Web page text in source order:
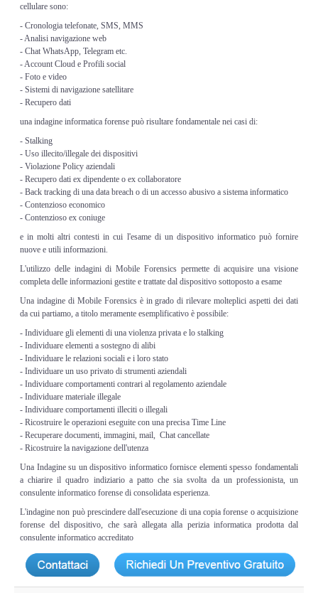
cellulare sono:
- Cronologia telefonate, SMS, MMS
- Analisi navigazione web
- Chat WhatsApp, Telegram etc.
- Account Cloud e Profili social
- Foto e video
- Sistemi di navigazione satellitare
- Recupero dati
una indagine informatica forense può risultare fondamentale nei casi di:
- Stalking
- Uso illecito/illegale dei dispositivi
- Violazione Policy aziendali
- Recupero dati ex dipendente o ex collaboratore
- Back tracking di una data breach o di un accesso abusivo a sistema informatico
- Contenzioso economico
- Contenzioso ex coniuge
e in molti altri contesti in cui l'esame di un dispositivo informatico può fornire
nuove e utili informazioni.
L'utilizzo delle indagini di Mobile Forensics permette di acquisire una visione
completa delle informazioni gestite e trattate dal dispositivo sottoposto a esame
Una indagine di Mobile Forensics è in grado di rilevare molteplici aspetti dei dati
da cui partiamo, a titolo meramente esemplificativo è possibile:
- Individuare gli elementi di una violenza privata e lo stalking
- Individuare elementi a sostegno di alibi
- Individuare le relazioni sociali e i loro stato
- Individuare un uso privato di strumenti aziendali
- Individuare comportamenti contrari al regolamento aziendale
- Individuare materiale illegale
- Individuare comportamenti illeciti o illegali
- Ricostruire le operazioni eseguite con una precisa Time Line
- Recuperare documenti, immagini, mail, Chat cancellate
- Ricostruire la navigazione dell'utenza
Una Indagine su un dispositivo informatico fornisce elementi spesso fondamentali
a chiarire il quadro indiziario a patto che sia svolta da un professionista, un
consulente informatico forense di consolidata esperienza.
L'indagine non può prescindere dall'esecuzione di una copia forense o acquisizione
forense del dispositivo, che sarà allegata alla perizia informatica prodotta dal
consulente informatico accreditato